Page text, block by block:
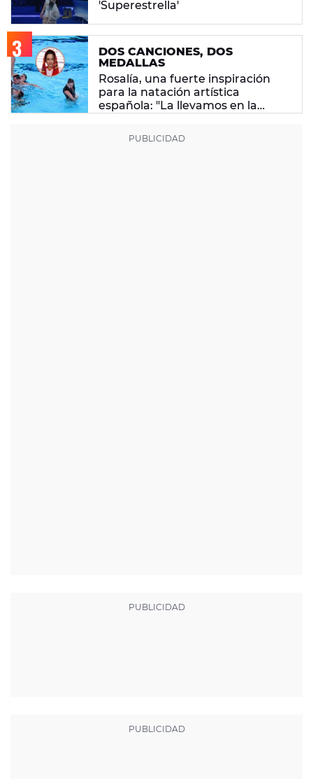
'Superestrella'
DOS CANCIONES, DOS
MEDALLAS
Rosalía, una fuerte inspiración
para la natación artística
española: "La llevamos en la